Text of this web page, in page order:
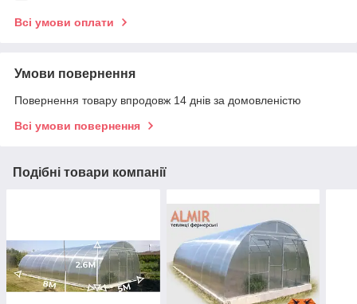
Всі умови оплати
Умови повернення
Повернення товару впродовж 14 днів за домовленістю
Всі умови повернення
Подібні товари компанії